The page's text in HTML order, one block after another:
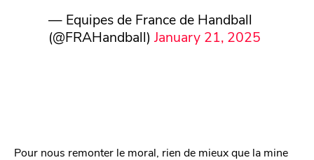
— Equipes de France de Handball
(@FRAHandball) January 21, 2025
Pour nous remonter le moral, rien de mieux que la mine